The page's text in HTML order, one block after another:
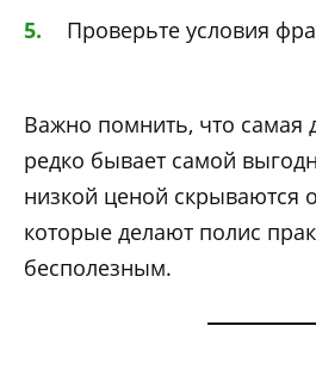
Проверьте условия
Важно помнить, что самая
редко бывает самой
низкой ценой скрываются
которые делают полис
бесполезным.